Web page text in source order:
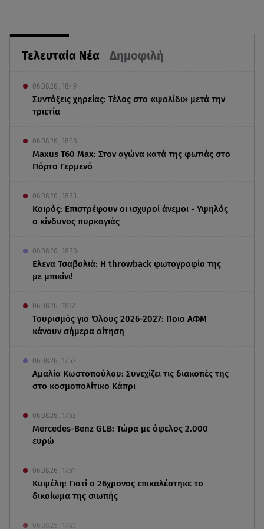
Τελευταία Νέα Δημοφιλή
06.08.26 , 18:49
Συντάξεις χηρείας: Τέλος στο «ψαλίδι» μετά την
τριετία
06.08.26 , 18:38
Maxus T60 Max: Στον αγώνα κατά της φωτιάς στο
Πόρτο Γερμενό
06.08.26 , 18:35
Καιρός: Επιστρέφουν οι ισχυροί άνεμοι - Υψηλός
ο κίνδυνος πυρκαγιάς
06.08.26 , 18:30
Ελενα Τσαβαλιά: Η throwback φωτογραφία της
με μπικίνι!
06.08.26 , 18:12
Τουρισμός για Όλους 2026-2027: Ποια ΑΦΜ
κάνουν σήμερα αίτηση
06.08.26 , 17:53
Αμαλία Κωστοπούλου: Συνεχίζει τις διακοπές της
στο κοσμοπολίτικο Κάπρι
06.08.26 , 17:53
Mercedes-Benz GLB: Τώρα με όφελος 2.000
ευρώ
06.08.26 , 17:51
Κυψέλη: Γιατί ο 26χρονος επικαλέστηκε το
δικαίωμα της σιωπής
06.08.26 , 17:43